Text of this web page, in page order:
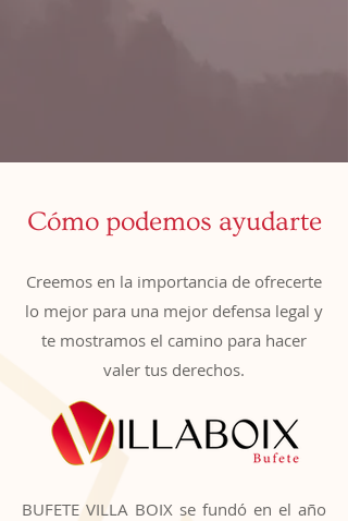
Cómo podemos ayudarte
Creemos en la importancia de ofrecerte
lo mejor para una mejor defensa legal y
te mostramos el camino para hacer
valer tus derechos.
BUFETE VILLA BOIX se fundó en el año